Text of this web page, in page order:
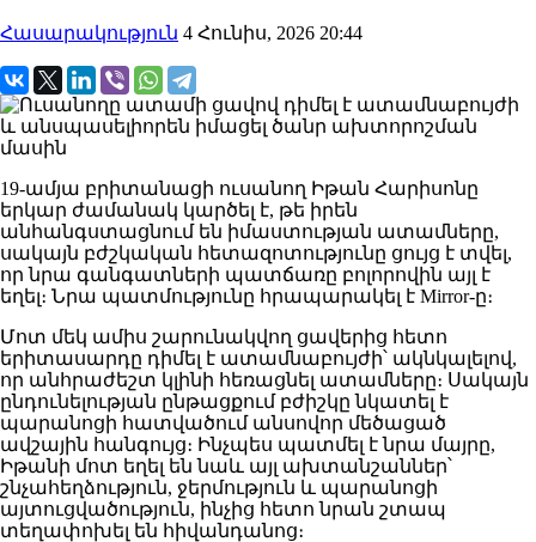
Հասարակություն 4 Հունիս, 2026 20:44
19-ամյա բրիտանացի ուսանող Իթան Հարիսոնը
երկար ժամանակ կարծել է, թե իրեն
անհանգստացնում են իմաստության ատամները,
սակայն բժշկական հետազոտությունը ցույց է տվել,
որ նրա գանգատների պատճառը բոլորովին այլ է
եղել։ Նրա պատմությունը հրապարակել է Mirror-ը։
Մոտ մեկ ամիս շարունակվող ցավերից հետո
երիտասարդը դիմել է ատամնաբույժի՝ ակնկալելով,
որ անհրաժեշտ կլինի հեռացնել ատամները։ Սակայն
ընդունելության ընթացքում բժիշկը նկատել է
պարանոցի հատվածում անսովոր մեծացած
ավշային հանգույց։ Ինչպես պատմել է նրա մայրը,
Իթանի մոտ եղել են նաև այլ ախտանշաններ՝
շնչահեղձություն, ջերմություն և պարանոցի
այտուցվածություն, ինչից հետո նրան շտապ
տեղափոխել են հիվանդանոց։